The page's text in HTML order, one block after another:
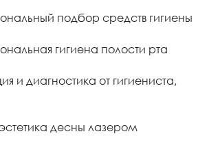
подбор средств гигиены
гигиена полости рта
и диагностика от гигиениста,
десны лазером